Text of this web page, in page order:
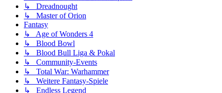
↳ Dreadnought
↳ Master of Orion
Fantasy
↳ Age of Wonders 4
↳ Blood Bowl
↳ Blood Bull Liga & Pokal
↳ Community-Events
↳ Total War: Warhammer
↳ Weitere Fantasy-Spiele
↳ Endless Legend